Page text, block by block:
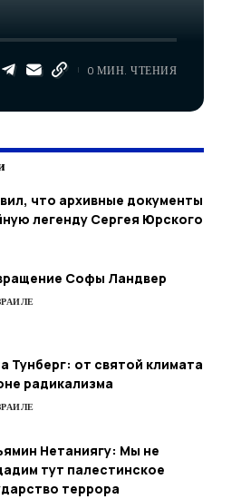
0 МИН. ЧТЕНИЯ
что архивные документы
легенду Сергея Юрского
Софы Ландвер
Тунберг: от святой климата
радикализма
Нетаниягу: Мы не
тут палестинское
террора